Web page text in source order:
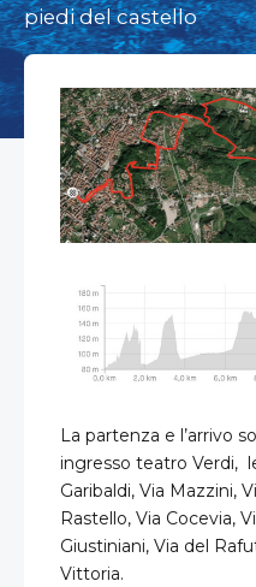
piedi del castello
La partenza e l’arrivo
ingresso teatro Verdi,
Garibaldi, Via Mazzini,
Rastello, Via Cocevia,
Giustiniani, Via del
Vittoria.